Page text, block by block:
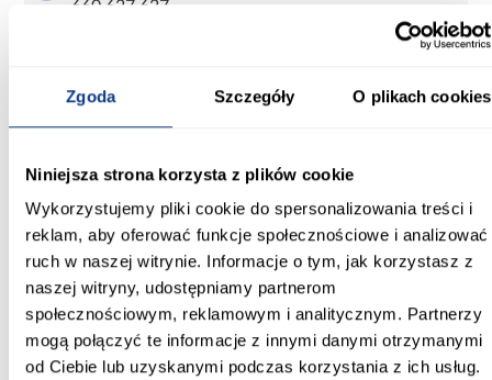
Zgoda Szczegóły O plikach cookies
Niniejsza strona korzysta z plików cookie
Wykorzystujemy pliki cookie do spersonalizowania treści i
reklam, aby oferować funkcje społecznościowe i analizować
ruch w naszej witrynie. Informacje o tym, jak korzystasz z
naszej witryny, udostępniamy partnerom
społecznościowym, reklamowym i analitycznym. Partnerzy
mogą połączyć te informacje z innymi danymi otrzymanymi
od Ciebie lub uzyskanymi podczas korzystania z ich usług.
660 627 627
Szafa 45 Canaris 3 180 artisan/czarny/czarny
Informacje Transport Do pobrania
Szerokość [cm]:
180.00
Głębokość [cm]: